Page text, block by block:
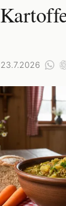
23.7.2026